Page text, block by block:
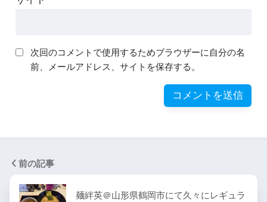
次回のコメントで使用するためブラウザーに自分の名
前、メールアドレス、サイトを保存する。
前の記事
麺絆英＠山形県鶴岡市にて久々にレギュラ